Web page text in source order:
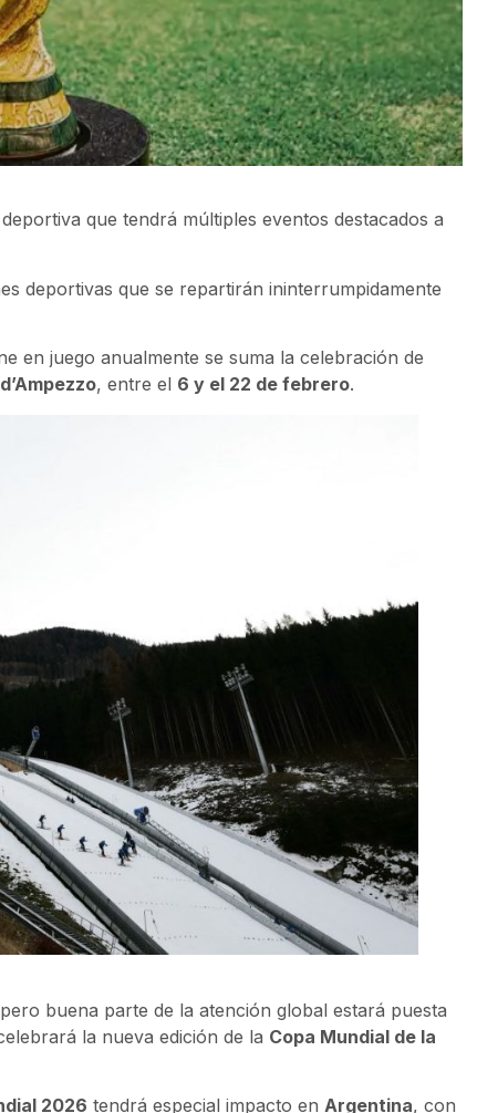
que tendrá múltiples eventos destacados a
deportivas que se repartirán ininterrumpidamente
en juego anualmente se suma la celebración de
, entre el 6 y el 22 de febrero.
buena parte de la atención global estará puesta
la nueva edición de la Copa Mundial de la
2026 tendrá especial impacto en Argentina, con